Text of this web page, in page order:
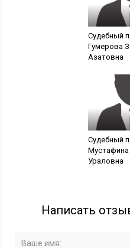
Судебный
Гумерова
Азатовна
Судебный
Ураловна
Написать